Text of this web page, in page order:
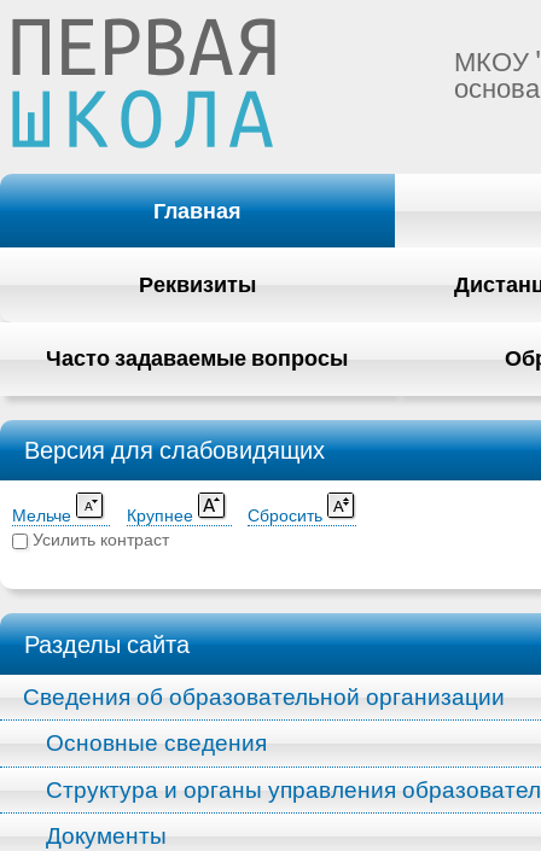
МКОУ
Главная
Реквизиты
Часто задаваемые вопросы
Версия для слабовидящих
Мельче Крупнее
Сбросить
Усилить контраст
Разделы сайта
Сведения об образовательной организации
Основные сведения
Структура и органы управления
Документы